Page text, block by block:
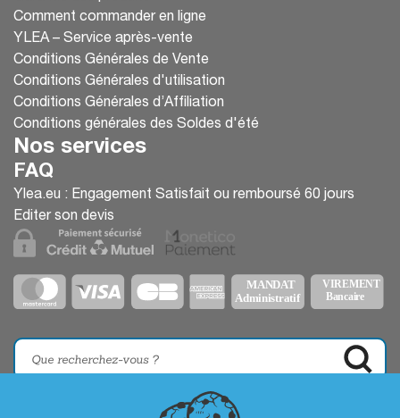
Comment commander en ligne
YLEA – Service après-vente
Conditions Générales de Vente
Conditions Générales d'utilisation
Conditions Générales d’Affiliation
Conditions générales des Soldes d'été
Nos services
FAQ
Ylea.eu : Engagement Satisfait ou remboursé 60 jours
Editer son devis